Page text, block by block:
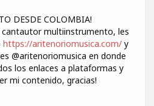
DESDE COLOMBIA!
cantautor multiinstrumento, les
https://aritenoriomusica.com/ y
@aritenoriomusica en donde
los enlaces a plataformas y
mi contenido, gracias!